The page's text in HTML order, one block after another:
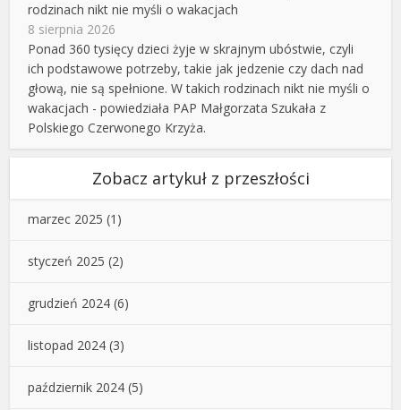
rodzinach nikt nie myśli o wakacjach
8 sierpnia 2026
Ponad 360 tysięcy dzieci żyje w skrajnym ubóstwie, czyli
ich podstawowe potrzeby, takie jak jedzenie czy dach nad
głową, nie są spełnione. W takich rodzinach nikt nie myśli o
wakacjach - powiedziała PAP Małgorzata Szukała z
Polskiego Czerwonego Krzyża.
Zobacz artykuł z przeszłości
marzec 2025 (1)
styczeń 2025 (2)
grudzień 2024 (6)
listopad 2024 (3)
październik 2024 (5)